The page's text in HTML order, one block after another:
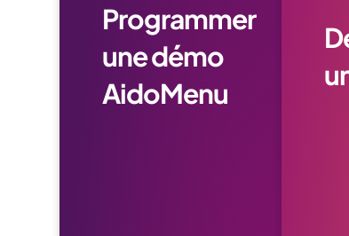
Programmer
une démo
AidoMenu